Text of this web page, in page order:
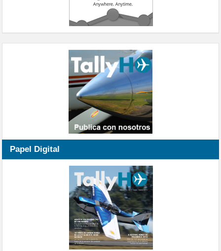
Papel Digital